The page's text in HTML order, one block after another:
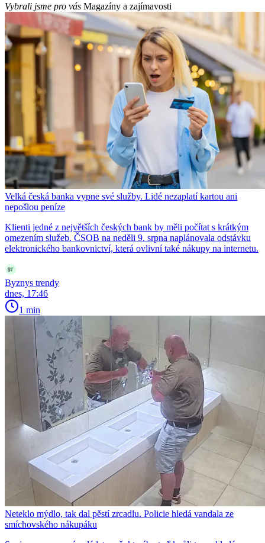
Vybrali jsme pro vás Magazíny a zajímavosti
Velká česká banka vypne své služby. Lidé nezaplatí kartou ani
nepošlou peníze
Klienti jedné z největších českých bank by měli počítat s krátkým
omezením služeb. ČSOB na neděli 9. srpna naplánovala odstávku
elektronického bankovnictví, která ovlivní také nákupy na internetu.
Byznys trendy
dnes, 17:46
1 min
Neteklo mýdlo, tak dal pěstí zrcadlu. Policie hledá vandala ze
smíchovského nákupáku